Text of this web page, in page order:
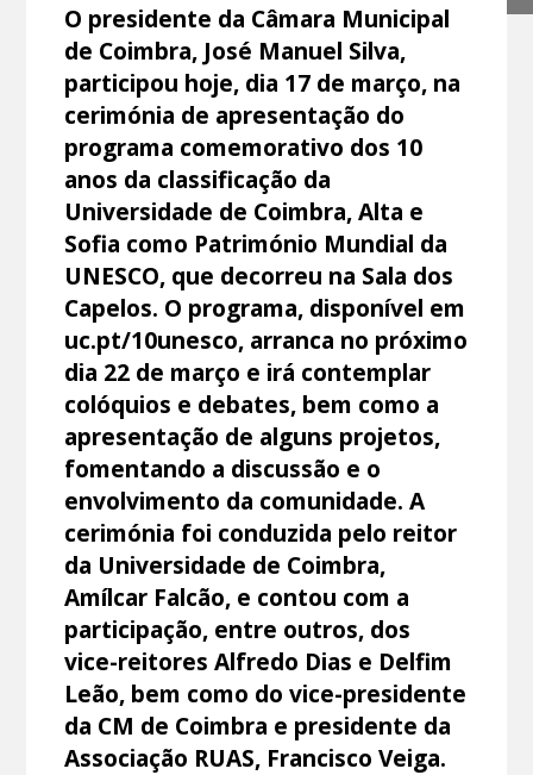
O presidente da Câmara Municipal
de Coimbra, José Manuel Silva,
participou hoje, dia 17 de março, na
cerimónia de apresentação do
programa comemorativo dos 10
anos da classificação da
Universidade de Coimbra, Alta e
Sofia como Património Mundial da
UNESCO, que decorreu na Sala dos
Capelos. O programa, disponível em
uc.pt/10unesco, arranca no próximo
dia 22 de março e irá contemplar
colóquios e debates, bem como a
apresentação de alguns projetos,
fomentando a discussão e o
envolvimento da comunidade. A
cerimónia foi conduzida pelo reitor
da Universidade de Coimbra,
Amílcar Falcão, e contou com a
participação, entre outros, dos
vice-reitores Alfredo Dias e Delfim
Leão, bem como do vice-presidente
da CM de Coimbra e presidente da
Associação RUAS, Francisco Veiga.